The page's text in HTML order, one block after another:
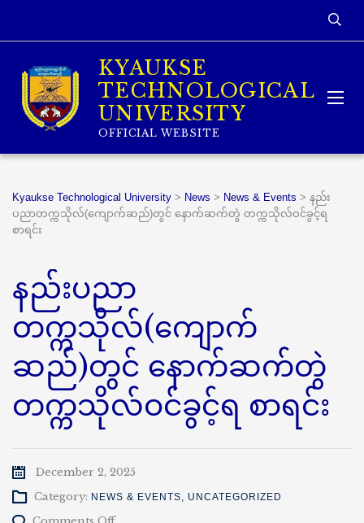
KYAUKSE
TECHNOLOGICAL
UNIVERSITY
OFFICIAL WEBSITE
Kyaukse Technological University > News > News & Events > နည်း
ပညာတက္ကသိုလ်(ကျောက်ဆည်)တွင် နောက်ဆက်တွဲ တက္ကသိုလ်ဝင်ခွင့်ရ
စာရင်း
နည်းပညာ
တက္ကသိုလ်(ကျောက်
ဆည်)တွင် နောက်ဆက်တွဲ
တက္ကသိုလ်ဝင်ခွင့်ရ စာရင်း
December 2, 2025
Category: NEWS & EVENTS, UNCATEGORIZED
on